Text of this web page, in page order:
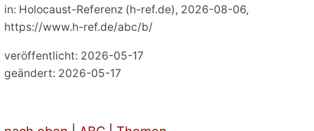
in: Holocaust-Referenz (h-ref.de), 2026-08-06,
https://www.h-ref.de/abc/b/
veröffentlicht: 2026-05-17
geändert: 2026-05-17